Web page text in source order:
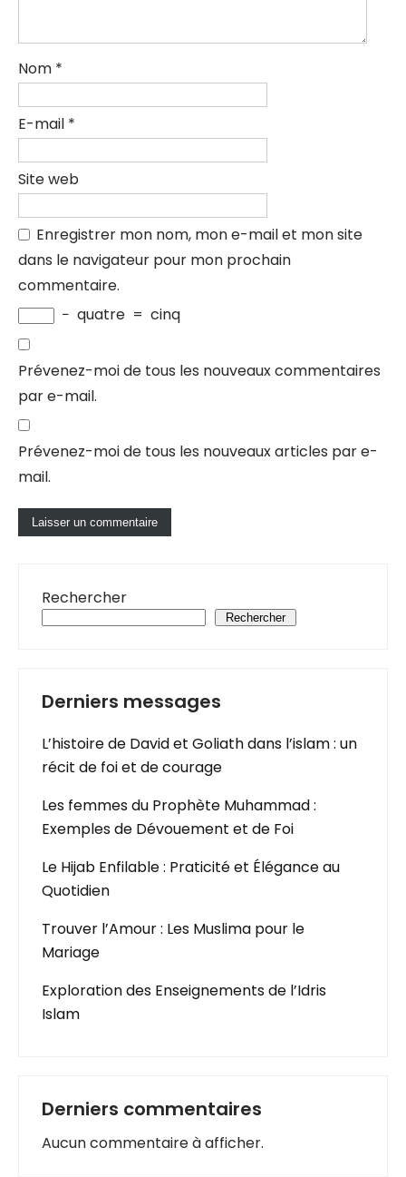
Nom *
E-mail *
Site web
Enregistrer mon nom, mon e-mail et mon site
dans le navigateur pour mon prochain
commentaire.
− quatre = cinq
Prévenez-moi de tous les nouveaux commentaires
par e-mail.
Prévenez-moi de tous les nouveaux articles par e-
mail.
Rechercher
Rechercher
Derniers messages
L’histoire de David et Goliath dans l’islam : un
récit de foi et de courage
Les femmes du Prophète Muhammad :
Exemples de Dévouement et de Foi
Le Hijab Enfilable : Praticité et Élégance au
Quotidien
Trouver l’Amour : Les Muslima pour le
Mariage
Exploration des Enseignements de l’Idris
Islam
Derniers commentaires
Aucun commentaire à afficher.